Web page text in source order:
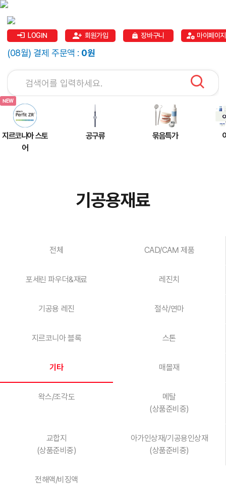
LOGIN 회원가입 장바구니 마이페이지
(08월) 결제 주문액 : 0원
지르코니아 스토
어
공구류 묶음특가
기공용재료
전체 CAD/CAM 제품
포세린 파우더&재료 레진치
기공용 레진 절삭/연마
지르코니아 블록 스톤
기타 매몰재
왁스/조각도
메탈
(상품준비중)
교합지
(상품준비중)
아가인상재/기공용인상재
(상품준비중)
전해액/비징액